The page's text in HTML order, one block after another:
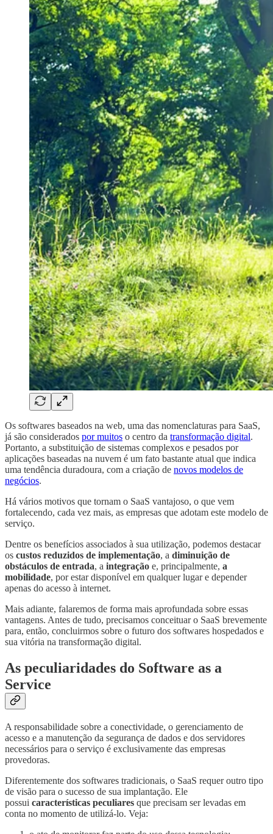
Os softwares baseados na web, uma das nomenclaturas para SaaS,
já são considerados por muitos o centro da transformação digital.
Portanto, a substituição de sistemas complexos e pesados por
aplicações baseadas na nuvem é um fato bastante atual que indica
uma tendência duradoura, com a criação de novos modelos de
negócios.
Há vários motivos que tornam o SaaS vantajoso, o que vem
fortalecendo, cada vez mais, as empresas que adotam este modelo de
serviço.
Dentre os benefícios associados à sua utilização, podemos destacar
os custos reduzidos de implementação, a diminuição de
obstáculos de entrada, a integração e, principalmente, a
mobilidade, por estar disponível em qualquer lugar e depender
apenas do acesso à internet.
Mais adiante, falaremos de forma mais aprofundada sobre essas
vantagens. Antes de tudo, precisamos conceituar o SaaS brevemente
para, então, concluirmos sobre o futuro dos softwares hospedados e
sua vitória na transformação digital.
As peculiaridades do Software as a
Service
A responsabilidade sobre a conectividade, o gerenciamento de
acesso e a manutenção da segurança de dados e dos servidores
necessários para o serviço é exclusivamente das empresas
provedoras.
Diferentemente dos softwares tradicionais, o SaaS requer outro tipo
de visão para o sucesso de sua implantação. Ele
possui características peculiares que precisam ser levadas em
conta no momento de utilizá-lo. Veja: